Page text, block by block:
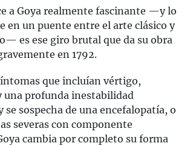
a Goya realmente fascinante —y lo
en un puente entre el arte clásico y
es ese giro brutal que da su obra
en 1792.
que incluían vértigo,
una profunda inestabilidad
sospecha de una encefalopatía, o
severas con componente
cambia por completo su forma